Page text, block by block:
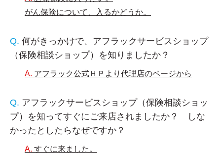
がん保険について、入るかどうか。
何がきっかけで、アフラックサービスショップ
（保険相談ショップ）を知りましたか？
アフラック公式ＨＰより代理店のページから
アフラックサービスショップ（保険相談ショッ
プ）を知ってすぐにご来店されましたか？ しな
かったとしたらなぜですか？
すぐに来ました。